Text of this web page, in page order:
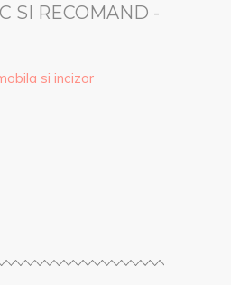
SI RECOMAND -
si incizor